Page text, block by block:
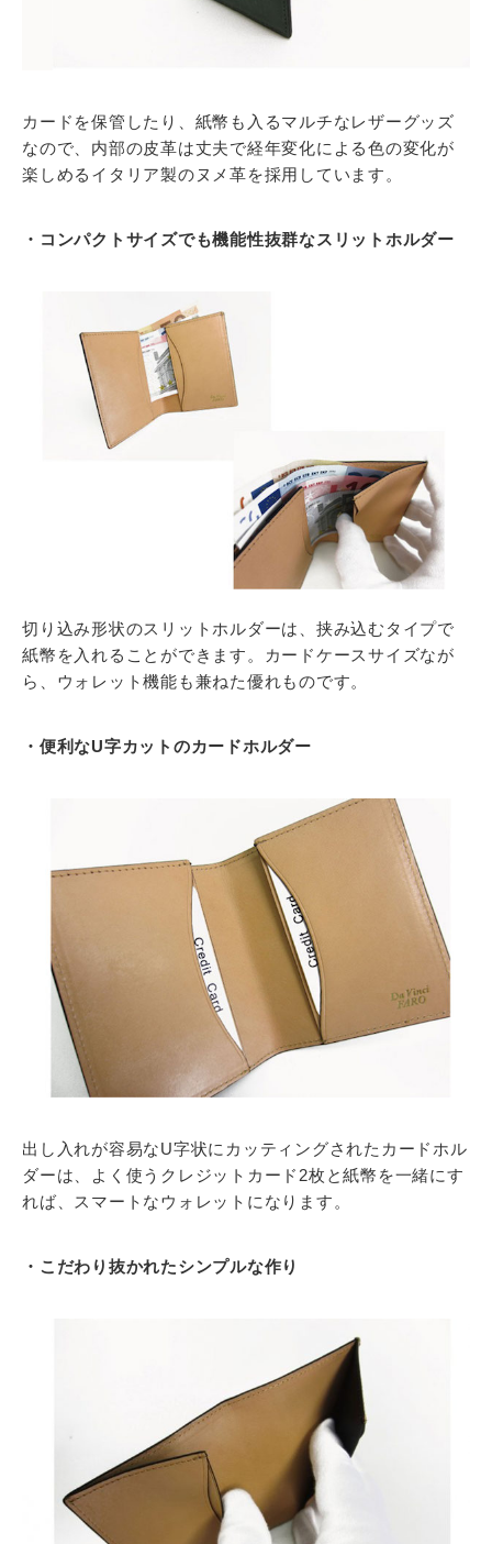
カードを保管したり、紙幣も入るマルチなレザーグッズ
なので、内部の皮革は丈夫で経年変化による色の変化が
楽しめるイタリア製のヌメ革を採用しています。
・コンパクトサイズでも機能性抜群なスリットホルダー
切り込み形状のスリットホルダーは、挟み込むタイプで
紙幣を入れることができます。カードケースサイズなが
ら、ウォレット機能も兼ねた優れものです。
・便利なU字カットのカードホルダー
出し入れが容易なU字状にカッティングされたカードホル
ダーは、よく使うクレジットカード2枚と紙幣を一緒にす
れば、スマートなウォレットになります。
・こだわり抜かれたシンプルな作り